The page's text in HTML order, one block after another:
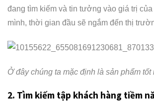
đang tìm kiếm và tin tưởng vào giá trị
mình, thời gian đầu sẽ ngắm đến thị
Ở đây chúng ta mặc định là sản phẩm tốt
2. Tìm kiếm tập khách hàng tiềm